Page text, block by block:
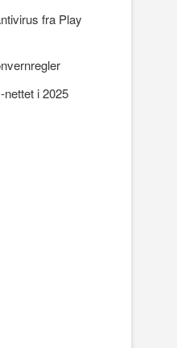
fra Play
nettet i 2025